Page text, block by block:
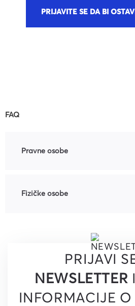
PRIJAVITE SE DA BI
FAQ
Pravne osobe
Fizičke osobe
PRIJAVI
NEWSLETTER
INFORMACIJE